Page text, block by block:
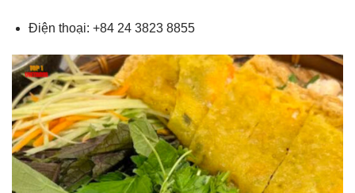
Điện thoại: +84 24 3823 8855